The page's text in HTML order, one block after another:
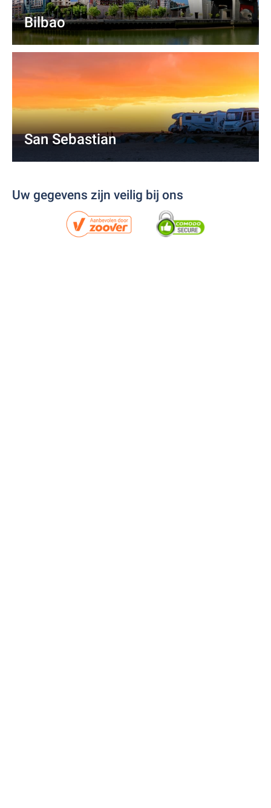
Bilbao
San Sebastian
Uw gegevens zijn veilig bij ons